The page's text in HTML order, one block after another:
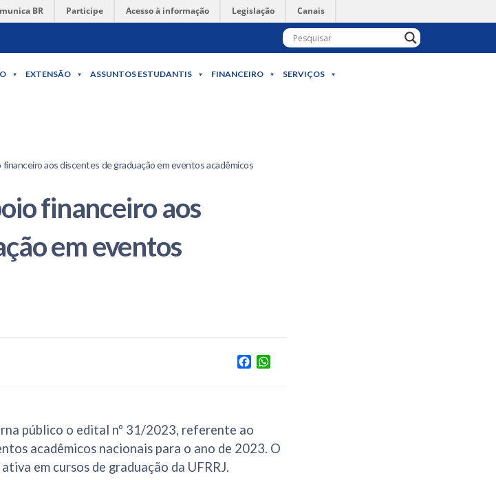
BR Participe Acesso à informação Legislação Canais
EXTENSÃO ASSUNTOS ESTUDANTIS FINANCEIRO SERVIÇOS
aos discentes de graduação em eventos acadêmicos
financeiro aos
em eventos
Facebook
público o edital nº 31/2023, referente ao
acadêmicos nacionais para o ano de 2023. O
em cursos de graduação da UFRRJ.